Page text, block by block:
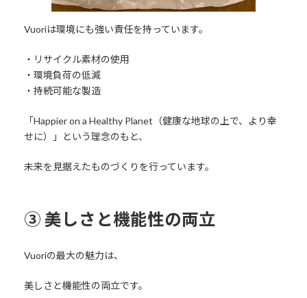
Vuoriは環境にも強い責任を持っています。
・リサイクル素材の使用
・環境負荷の低減
・持続可能な製造
「Happier on a Healthy Planet（健康な地球の上で、より幸
せに）」という理念のもと、
未来を見据えたものづくりを行っています。
③ 美しさと機能性の両立
Vuoriの最大の魅力は、
美しさと機能性の両立です。